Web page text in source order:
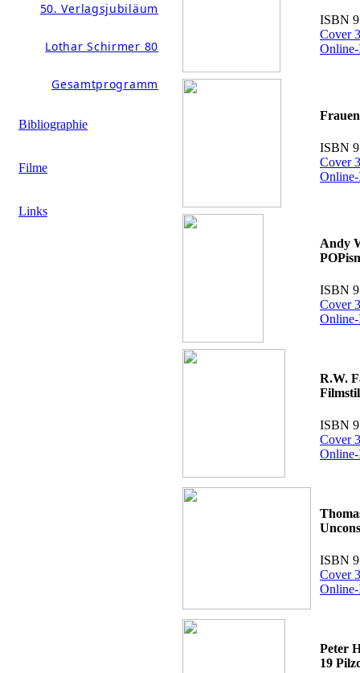
50. Verlagsjubiläum
Lothar Schirmer 80
Gesamtprogramm
Bibliographie
Filme
Links
ISBN
Cover
ISBN
Cover
Andy
ISBN
Cover
R.W.
ISBN
Cover
ISBN
Cover
Peter
19